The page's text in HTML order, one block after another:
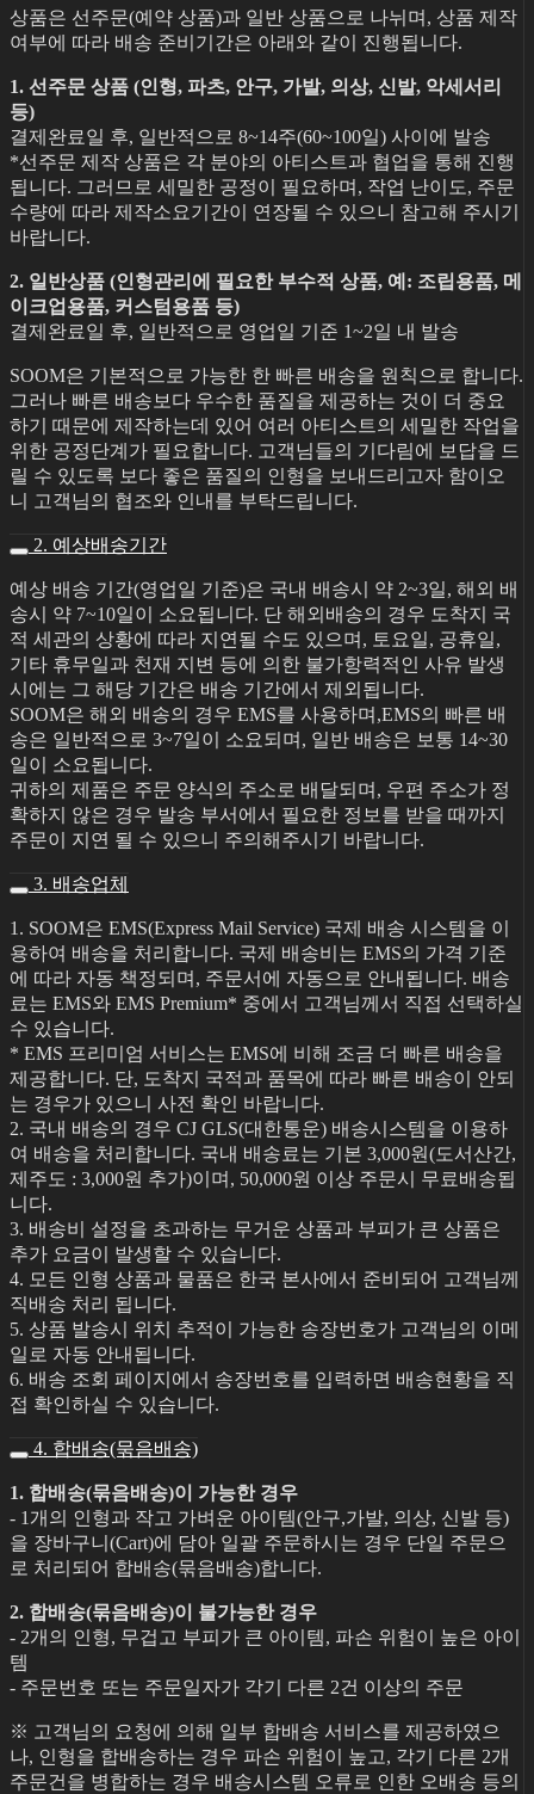
상품은 선주문(예약 상품)과 일반 상품으로 나뉘며, 상품 제작
여부에 따라 배송 준비기간은 아래와 같이 진행됩니다.
1. 선주문 상품 (인형, 파츠, 안구, 가발, 의상, 신발, 악세서리
등)
결제완료일 후, 일반적으로 8~14주(60~100일) 사이에 발송
*선주문 제작 상품은 각 분야의 아티스트과 협업을 통해 진행
됩니다. 그러므로 세밀한 공정이 필요하며, 작업 난이도, 주문
수량에 따라 제작소요기간이 연장될 수 있으니 참고해 주시기
바랍니다.
2. 일반상품 (인형관리에 필요한 부수적 상품, 예: 조립용품, 메
이크업용품, 커스텀용품 등)
결제완료일 후, 일반적으로 영업일 기준 1~2일 내 발송
SOOM은 기본적으로 가능한 한 빠른 배송을 원칙으로 합니다.
그러나 빠른 배송보다 우수한 품질을 제공하는 것이 더 중요
하기 때문에 제작하는데 있어 여러 아티스트의 세밀한 작업을
위한 공정단계가 필요합니다. 고객님들의 기다림에 보답을 드
릴 수 있도록 보다 좋은 품질의 인형을 보내드리고자 함이오
니 고객님의 협조와 인내를 부탁드립니다.
2. 예상배송기간
예상 배송 기간(영업일 기준)은 국내 배송시 약 2~3일, 해외 배
송시 약 7~10일이 소요됩니다. 단 해외배송의 경우 도착지 국
적 세관의 상황에 따라 지연될 수도 있으며, 토요일, 공휴일,
기타 휴무일과 천재 지변 등에 의한 불가항력적인 사유 발생
시에는 그 해당 기간은 배송 기간에서 제외됩니다.
SOOM은 해외 배송의 경우 EMS를 사용하며,EMS의 빠른 배
송은 일반적으로 3~7일이 소요되며, 일반 배송은 보통 14~30
일이 소요됩니다.
귀하의 제품은 주문 양식의 주소로 배달되며, 우편 주소가 정
확하지 않은 경우 발송 부서에서 필요한 정보를 받을 때까지
주문이 지연 될 수 있으니 주의해주시기 바랍니다.
3. 배송업체
1. SOOM은 EMS(Express Mail Service) 국제 배송 시스템을 이
용하여 배송을 처리합니다. 국제 배송비는 EMS의 가격 기준
에 따라 자동 책정되며, 주문서에 자동으로 안내됩니다. 배송
료는 EMS와 EMS Premium* 중에서 고객님께서 직접 선택하실
수 있습니다.
* EMS 프리미엄 서비스는 EMS에 비해 조금 더 빠른 배송을
제공합니다. 단, 도착지 국적과 품목에 따라 빠른 배송이 안되
는 경우가 있으니 사전 확인 바랍니다.
2. 국내 배송의 경우 CJ GLS(대한통운) 배송시스템을 이용하
여 배송을 처리합니다. 국내 배송료는 기본 3,000원(도서산간,
제주도 : 3,000원 추가)이며, 50,000원 이상 주문시 무료배송됩
니다.
3. 배송비 설정을 초과하는 무거운 상품과 부피가 큰 상품은
추가 요금이 발생할 수 있습니다.
4. 모든 인형 상품과 물품은 한국 본사에서 준비되어 고객님께
직배송 처리 됩니다.
5. 상품 발송시 위치 추적이 가능한 송장번호가 고객님의 이메
일로 자동 안내됩니다.
6. 배송 조회 페이지에서 송장번호를 입력하면 배송현황을 직
접 확인하실 수 있습니다.
4. 합배송(묶음배송)
1. 합배송(묶음배송)이 가능한 경우
- 1개의 인형과 작고 가벼운 아이템(안구,가발, 의상, 신발 등)
을 장바구니(Cart)에 담아 일괄 주문하시는 경우 단일 주문으
로 처리되어 합배송(묶음배송)합니다.
2. 합배송(묶음배송)이 불가능한 경우
- 2개의 인형, 무겁고 부피가 큰 아이템, 파손 위험이 높은 아이
템
- 주문번호 또는 주문일자가 각기 다른 2건 이상의 주문
※ 고객님의 요청에 의해 일부 합배송 서비스를 제공하였으
나, 인형을 합배송하는 경우 파손 위험이 높고, 각기 다른 2개
주문건을 병합하는 경우 배송시스템 오류로 인한 오배송 등의